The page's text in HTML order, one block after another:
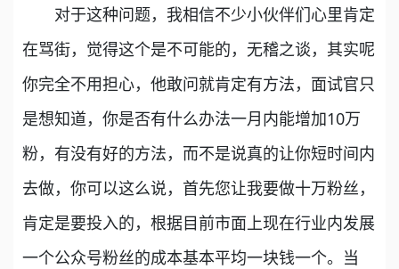
对于这种问题，我相信不少小伙伴们心里肯定
在骂街，觉得这个是不可能的，无稽之谈，其实呢
你完全不用担心，他敢问就肯定有方法，面试官只
是想知道，你是否有什么办法一月内能增加10万
粉，有没有好的方法，而不是说真的让你短时间内
去做，你可以这么说，首先您让我要做十万粉丝，
肯定是要投入的，根据目前市面上现在行业内发展
一个公众号粉丝的成本基本平均一块钱一个。当